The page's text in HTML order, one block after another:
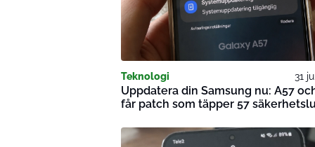
Teknologi 31
Uppdatera din Samsung nu: A57
får patch som täpper 57